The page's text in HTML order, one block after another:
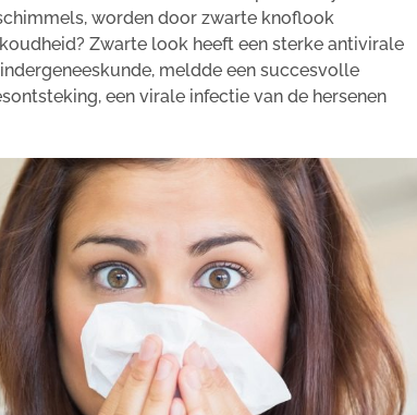
worden door zwarte knoflook
Zwarte look heeft een sterke antivirale
meldde een succesvolle
een virale infectie van de hersenen